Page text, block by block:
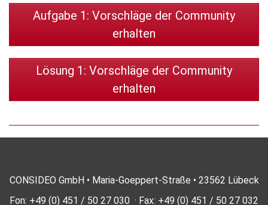
Aufgabe 1: Vorschläge der Community
erhalten
Lösung 1: Vorschläge der Community
erhalten
CONSIDEO GmbH • Maria-Goeppert-Straße • 23562 Lübeck
Fon: +49 (0) 451 / 50 27 030 · Fax: +49 (0) 451 / 50 27 032